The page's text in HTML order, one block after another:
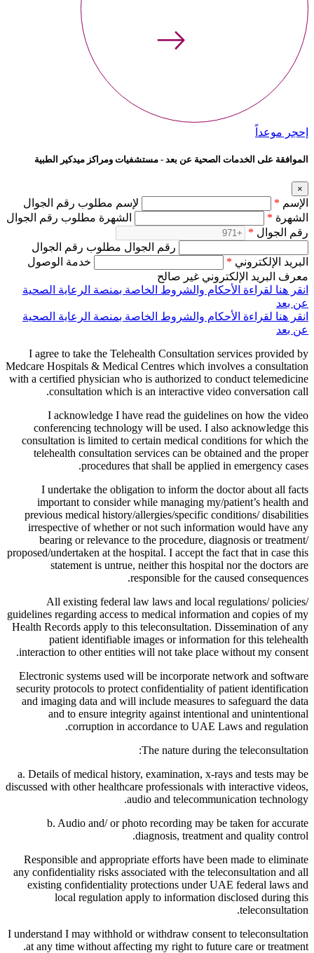
إحجر موعداً
الموافقة على الخدمات الصحية عن بعد - مستشفيات ومراكز ميدكير الطبية
×
الإسم *
لإسم مطلوب رقم الجوال
الشهرة *
الشهرة مطلوب رقم الجوال
رقم الجوال *
رقم الجوال مطلوب رقم الجوال
البريد الإلكتروني *
خدمة الوصول
معرف البريد الإلكتروني غير صالح
انقر هنا لقراءة الأحكام والشروط الخاصة بمنصة الرعاية الصحية
عن بعد
انقر هنا لقراءة الأحكام والشروط الخاصة بمنصة الرعاية الصحية
عن بعد
I agree to take the Telehealth Consultation services provided by
Medcare Hospitals & Medical Centres which involves a consultation
with a certified physician who is authorized to conduct telemedicine
consultation which is an interactive video conversation call.
I acknowledge I have read the guidelines on how the video
conferencing technology will be used. I also acknowledge this
consultation is limited to certain medical conditions for which the
telehealth consultation services can be obtained and the proper
procedures that shall be applied in emergency cases.
I undertake the obligation to inform the doctor about all facts
important to consider while managing my/patient’s health and
previous medical history/allergies/specific conditions/ disabilities
irrespective of whether or not such information would have any
bearing or relevance to the procedure, diagnosis or treatment/
proposed/undertaken at the hospital. I accept the fact that in case this
statement is untrue, neither this hospital nor the doctors are
responsible for the caused consequences.
All existing federal law laws and local regulations/ policies/
guidelines regarding access to medical information and copies of my
Health Records apply to this teleconsultation. Dissemination of any
patient identifiable images or information for this telehealth
interaction to other entities will not take place without my consent.
Electronic systems used will be incorporate network and software
security protocols to protect confidentiality of patient identification
and imaging data and will include measures to safeguard the data
and to ensure integrity against intentional and unintentional
corruption in accordance to UAE Laws and regulation.
The nature during the teleconsultation:
a. Details of medical history, examination, x-rays and tests may be
discussed with other healthcare professionals with interactive videos,
audio and telecommunication technology.
b. Audio and/ or photo recording may be taken for accurate
diagnosis, treatment and quality control.
Responsible and appropriate efforts have been made to eliminate
any confidentiality risks associated with the teleconsultation and all
existing confidentiality protections under UAE federal laws and
local regulation apply to information disclosed during this
teleconsultation.
I understand I may withhold or withdraw consent to teleconsultation
at any time without affecting my right to future care or treatment.